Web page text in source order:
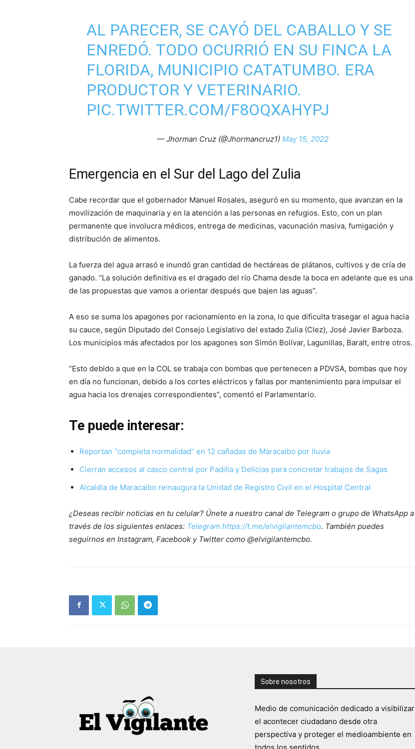
AL PARECER, SE CAYÓ DEL CABALLO Y SE
ENREDÓ. TODO OCURRIÓ EN SU FINCA LA
FLORIDA, MUNICIPIO CATATUMBO. ERA
PRODUCTOR Y VETERINARIO.
PIC.TWITTER.COM/F8OQXAHYPJ
— Jhorman Cruz (@Jhormancruz1) May 15, 2022
Emergencia en el Sur del Lago del Zulia
Cabe recordar que el gobernador Manuel Rosales, aseguró en su momento, que avanzan en la
movilización de maquinaria y en la atención a las personas en refugios. Esto, con un plan
permanente que involucra médicos, entrega de medicinas, vacunación masiva, fumigación y
distribución de alimentos.
La fuerza del agua arrasó e inundó gran cantidad de hectáreas de plátanos, cultivos y de cría de
ganado. “La solución definitiva es el dragado del río Chama desde la boca en adelante que es una
de las propuestas que vamos a orientar después que bajen las aguas”.
A eso se suma los apagones por racionamiento en la zona, lo que dificulta trasegar el agua hacia
su cauce, según Diputado del Consejo Legislativo del estado Zulia (Clez), José Javier Barboza.
Los municipios más afectados por los apagones son Simón Bolívar, Lagunillas, Baralt, entre otros.
“Esto debido a que en la COL se trabaja con bombas que pertenecen a PDVSA, bombas que hoy
en día no funcionan, debido a los cortes eléctricos y fallas por mantenimiento para impulsar el
agua hacia los drenajes correspondientes”, comentó el Parlamentario.
Te puede interesar:
Reportan “completa normalidad” en 12 cañadas de Maracaibo por lluvia
Cierran accesos al casco central por Padilla y Delicias para concretar trabajos de Sagas
Alcaldía de Maracaibo reinaugura la Unidad de Registro Civil en el Hospital Central
¿Deseas recibir noticias en tu celular? Únete a nuestro canal de Telegram o grupo de WhatsApp a
través de los siguientes enlaces: Telegram https://t.me/elvigilantemcbo. También puedes
seguirnos en Instagram, Facebook y Twitter como @elvigilantemcbo.
Sobre nosotros
Medio de comunicación dedicado a visibilizar
el acontecer ciudadano desde otra
perspectiva y proteger el medioambiente en